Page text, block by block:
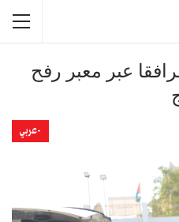
ومرافقا عبر معبر رفح
-عربي